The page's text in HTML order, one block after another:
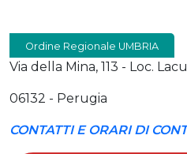
Ordine Regionale UMBRIA
Via della Mina, 113 - Loc.
06132 - Perugia
CONTATTI E ORARI DI